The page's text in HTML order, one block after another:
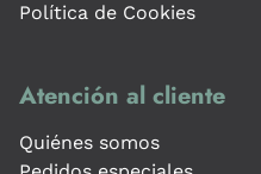
Política de Cookies
Atención al cliente
Quiénes somos